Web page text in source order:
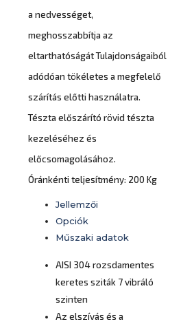
a nedvességet,
meghosszabbítja az
eltarthatóságát Tulajdonságaiból
adódóan tökéletes a megfelelő
szárítás előtti használatra.
Tészta előszárító rövid tészta
kezeléséhez és
előcsomagolásához.
Óránkénti teljesítmény: 200 Kg
Jellemzői
Opciók
Műszaki adatok
AISI 304 rozsdamentes
keretes sziták 7 vibráló
szinten
Az elszívás és a